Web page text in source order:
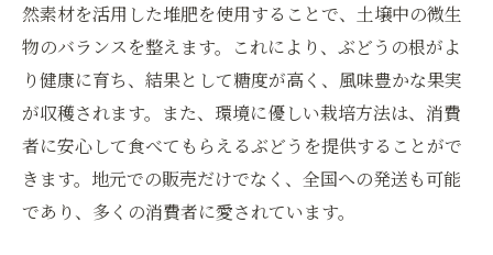
然素材を活用した堆肥を使用することで、土壌中の微生
物のバランスを整えます。これにより、ぶどうの根がよ
り健康に育ち、結果として糖度が高く、風味豊かな果実
が収穫されます。また、環境に優しい栽培方法は、消費
者に安心して食べてもらえるぶどうを提供することがで
きます。地元での販売だけでなく、全国への発送も可能
であり、多くの消費者に愛されています。